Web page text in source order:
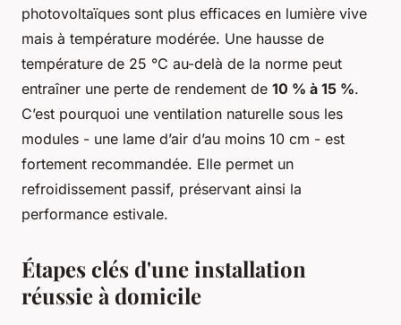
photovoltaïques sont plus efficaces en lumière vive
mais à température modérée. Une hausse de
température de 25 °C au-delà de la norme peut
entraîner une perte de rendement de 10 % à 15 %.
C’est pourquoi une ventilation naturelle sous les
modules - une lame d’air d’au moins 10 cm - est
fortement recommandée. Elle permet un
refroidissement passif, préservant ainsi la
performance estivale.
Étapes clés d'une installation
réussie à domicile